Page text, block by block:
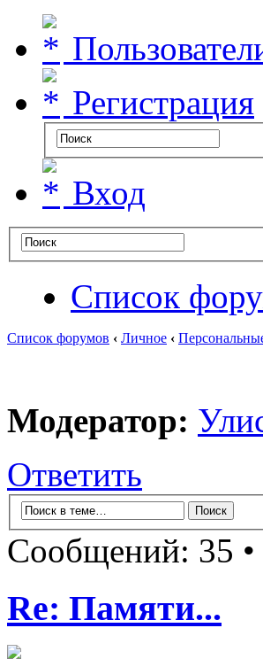
Регистрация
Вход
Список
Список форумов ‹ Личное ‹
Модератор:
Ответить
Сообщений: 35 •
Re: Памяти...